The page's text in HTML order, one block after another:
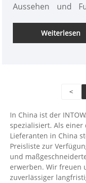
Aussehen und
verleiht ihm
für guten Ruf,
Weiterlesen
<
In China ist der
spezialisiert. Als
Lieferanten in China
Preisliste zur
und
erwerben. Wir freuen
zuverlässiger